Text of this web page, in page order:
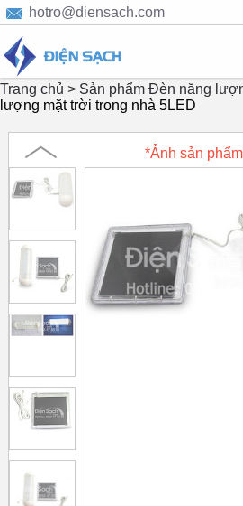
hotro@diensach.com
Trang chủ > Sản phẩm Đèn năng
lượng mặt trời trong nhà 5LED
*Ảnh sản